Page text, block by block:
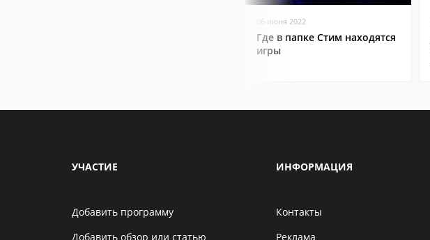
06 июня 2022
Где в папке Стим находятся
игры
УЧАСТИЕ
Добавить программу
Добавить обзор или статью
ИНФОРМАЦИЯ
Контакты
Реклама